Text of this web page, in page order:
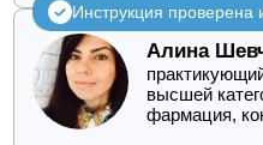
Инструкция проверена
Алина
высшей
фармация,